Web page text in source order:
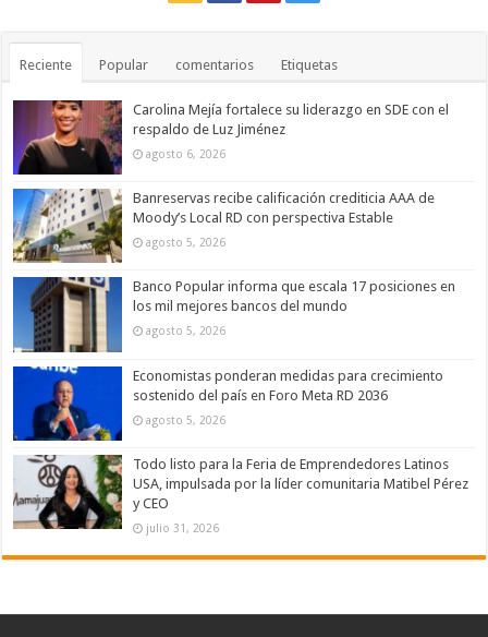
Reciente Popular comentarios Etiquetas
Carolina Mejía fortalece su liderazgo en SDE con el
respaldo de Luz Jiménez
agosto 6, 2026
Banreservas recibe calificación crediticia AAA de
Moody’s Local RD con perspectiva Estable
agosto 5, 2026
Banco Popular informa que escala 17 posiciones en
los mil mejores bancos del mundo
agosto 5, 2026
Economistas ponderan medidas para crecimiento
sostenido del país en Foro Meta RD 2036
agosto 5, 2026
Todo listo para la Feria de Emprendedores Latinos
USA, impulsada por la líder comunitaria Matibel Pérez
y CEO
julio 31, 2026